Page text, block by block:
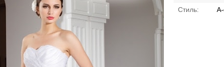
А-
Свадебные платья